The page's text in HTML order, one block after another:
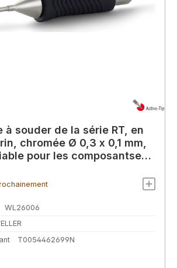
à souder de la série RT, en
chromée Ø 0,3 x 0,1 mm,
pour les composantse
WL26006
T0054462699N